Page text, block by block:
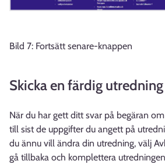
Bild 7: Fortsätt senare-knappen
Skicka en färdig utredning
När du har gett ditt svar på begäran
till sist de uppgifter du angett på
du ännu vill ändra din utredning, välj
gå tillbaka och komplettera